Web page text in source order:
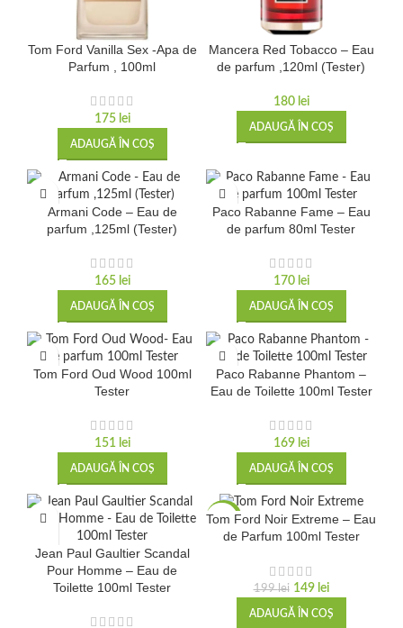
Tom Ford Vanilla Sex -Apa de
Parfum , 100ml
175 lei
ADAUGĂ ÎN COȘ
Mancera Red Tobacco – Eau
de parfum ,120ml (Tester)
180 lei
ADAUGĂ ÎN COȘ
Armani Code – Eau de
parfum ,125ml (Tester)
165 lei
ADAUGĂ ÎN COȘ
Paco Rabanne Fame – Eau
de parfum 80ml Tester
170 lei
ADAUGĂ ÎN COȘ
Tom Ford Oud Wood 100ml
Tester
151 lei
ADAUGĂ ÎN COȘ
Paco Rabanne Phantom –
Eau de Toilette 100ml Tester
169 lei
ADAUGĂ ÎN COȘ
Jean Paul Gaultier Scandal
Pour Homme – Eau de
Toilette 100ml Tester
-25%
Tom Ford Noir Extreme – Eau
de Parfum 100ml Tester
199lei 149 lei
ADAUGĂ ÎN COȘ